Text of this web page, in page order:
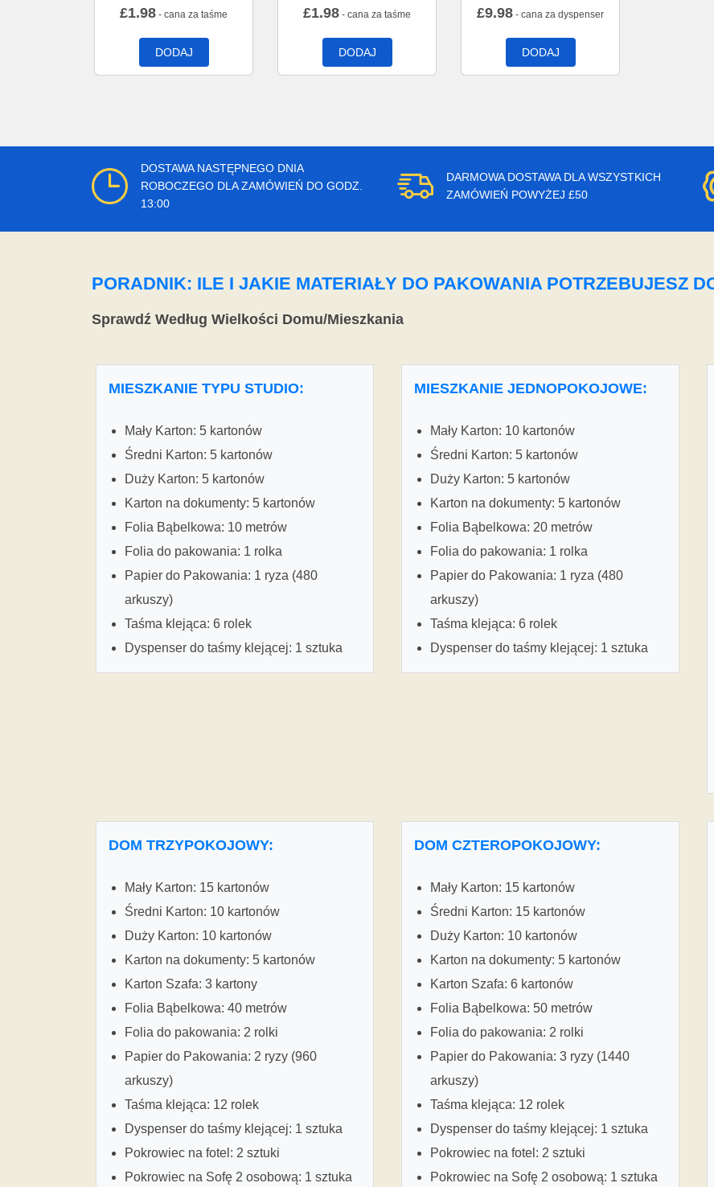
£1.98 - cana za taśme
DODAJ
£1.98 - cana za taśme
DODAJ
£9.98 - cana za dyspenser
DODAJ
DOSTAWA NASTĘPNEGO DNIA
ROBOCZEGO DLA ZAMÓWIEŃ DO GODZ.
13:00
DARMOWA DOSTAWA DLA WSZYSTKICH
ZAMÓWIEŃ POWYŻEJ £50
PORADNIK: ILE I JAKIE MATERIAŁY DO PAKOWANIA POTRZEBUJESZ
Sprawdź Według Wielkości Domu/Mieszkania
MIESZKANIE TYPU STUDIO:
Mały Karton: 5 kartonów
Średni Karton: 5 kartonów
Duży Karton: 5 kartonów
Karton na dokumenty: 5 kartonów
Folia Bąbelkowa: 10 metrów
Folia do pakowania: 1 rolka
Papier do Pakowania: 1 ryza (480
arkuszy)
Taśma klejąca: 6 rolek
Dyspenser do taśmy klejącej: 1 sztuka
MIESZKANIE JEDNOPOKOJOWE:
Mały Karton: 10 kartonów
Średni Karton: 5 kartonów
Duży Karton: 5 kartonów
Karton na dokumenty: 5 kartonów
Folia Bąbelkowa: 20 metrów
Folia do pakowania: 1 rolka
Papier do Pakowania: 1 ryza (480
arkuszy)
Taśma klejąca: 6 rolek
Dyspenser do taśmy klejącej: 1 sztuka
DOM TRZYPOKOJOWY:
Mały Karton: 15 kartonów
Średni Karton: 10 kartonów
Duży Karton: 10 kartonów
Karton na dokumenty: 5 kartonów
Karton Szafa: 3 kartony
Folia Bąbelkowa: 40 metrów
Folia do pakowania: 2 rolki
Papier do Pakowania: 2 ryzy (960
arkuszy)
Taśma klejąca: 12 rolek
Dyspenser do taśmy klejącej: 1 sztuka
Pokrowiec na fotel: 2 sztuki
Pokrowiec na Sofę 2 osobową: 1 sztuka
DOM CZTEROPOKOJOWY:
Mały Karton: 15 kartonów
Średni Karton: 15 kartonów
Duży Karton: 10 kartonów
Karton na dokumenty: 5 kartonów
Karton Szafa: 6 kartonów
Folia Bąbelkowa: 50 metrów
Folia do pakowania: 2 rolki
Papier do Pakowania: 3 ryzy (1440
arkuszy)
Taśma klejąca: 12 rolek
Dyspenser do taśmy klejącej: 1 sztuka
Pokrowiec na fotel: 2 sztuki
Pokrowiec na Sofę 2 osobową: 1 sztuka